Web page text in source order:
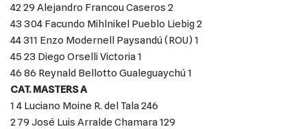
42 29 Alejandro Francou Caseros 2
43 304 Facundo Mihlnikel Pueblo Liebig 2
44 311 Enzo Modernell Paysandú (ROU) 1
45 23 Diego Orselli Victoria 1
46 86 Reynald Bellotto Gualeguaychú 1
CAT. MASTERS A
1 4 Luciano Moine R. del Tala 246
2 79 José Luis Arralde Chamara 129